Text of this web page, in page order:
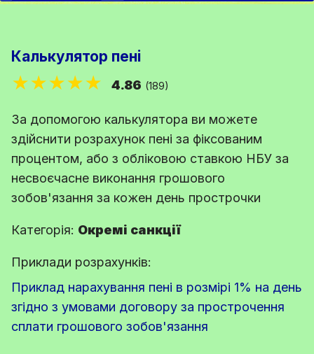
Калькулятор пені
★★★★★ 4.86 (189)
За допомогою калькулятора ви можете
здійснити розрахунок пені за фіксованим
процентом, або з обліковою ставкою НБУ за
несвоєчасне виконання грошового
зобов'язання за кожен день прострочки
Категорія: Окремі санкції
Приклади розрахунків:
Приклад нарахування пені в розмірі 1% на день
згідно з умовами договору за прострочення
сплати грошового зобов'язання